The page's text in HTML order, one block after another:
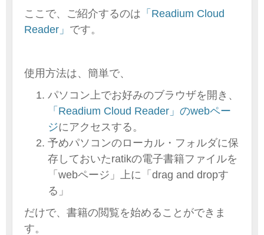
ここで、ご紹介するのは 「Readium Cloud
Reader」 です。
使用方法は、簡単で、
パソコン上でお好みのブラウザを開き、
「Readium Cloud Reader」のwebペー
ジにアクセスする。
予めパソコンのローカル・フォルダに保
存しておいたratikの電子書籍ファイルを
「webページ」上に「drag and dropす
る」
だけで、書籍の閲覧を始めることができま
す。